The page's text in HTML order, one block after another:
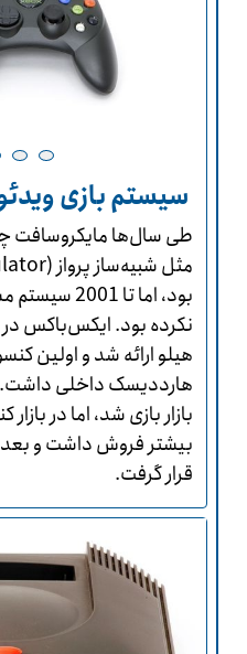
سیستم بازی
طی سال‌ها مایکروسافت
بود، اما تا
نکرده بود. ایکس‌باکس در
هیلو ارائه شد و اولین
هارددیسک داخلی داشت.
بازار بازی شد، اما در
بیشتر فروش داشت و بعد
قرار گرفت.